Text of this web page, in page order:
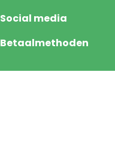
Social media
Betaalmethoden